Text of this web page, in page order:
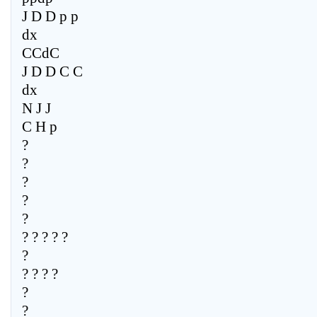
J D D p p
dx
CCdC
J D D C C
dx
N J J
C H p
?
?
?
?
?
? ? ? ? ?
?
? ? ? ?
?
?